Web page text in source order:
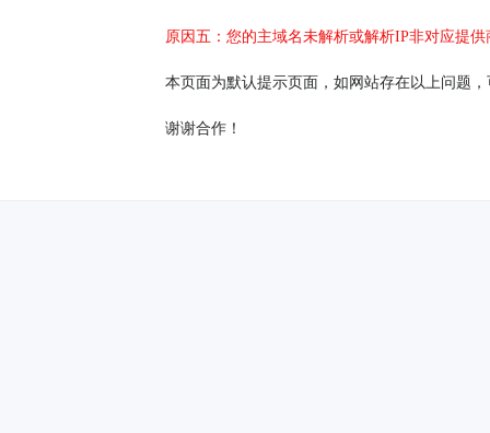
原因五：您的主域名未解析或解析IP非对应提
本页面为默认提示页面，如网站存在以上问题
谢谢合作！